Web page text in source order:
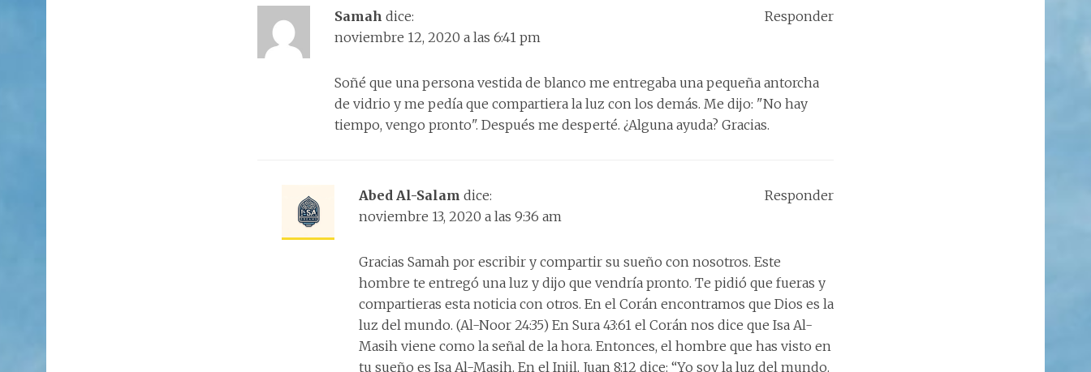
Samah dice:
noviembre 12, 2020 a las 6:41 pm
Soñé que una persona vestida de blanco me entregaba una pequeña antorcha
de vidrio y me pedía que compartiera la luz con los demás. Me dijo: "No hay
tiempo, vengo pronto". Después me desperté. ¿Alguna ayuda? Gracias.
Responder
Abed Al-Salam dice:
noviembre 13, 2020 a las 9:36 am
Gracias Samah por escribir y compartir su sueño con nosotros. Este
hombre te entregó una luz y dijo que vendría pronto. Te pidió que fueras y
compartieras esta noticia con otros. En el Corán encontramos que Dios es la
luz del mundo. (Al-Noor 24:35) En Sura 43:61 el Corán nos dice que Isa Al-
Masih viene como la señal de la hora. Entonces, el hombre que has visto en
tu sueño es Isa Al-Masih. En el Injil, Juan 8:12 dice: “Yo soy la luz del mundo.
Responder